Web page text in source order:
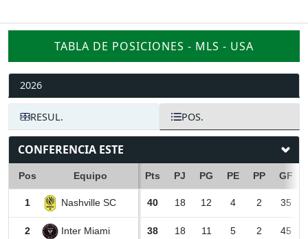
TABLA DE POSICIONES - MLS - USA
2026
RESUL. POS.
CONFERENCIA ESTE
Pos Equipo Pts PJ PG PE PP GF
1 Nashville SC 40 18 12 4 2 35
2 Inter Miami 38 18 11 5 2 45